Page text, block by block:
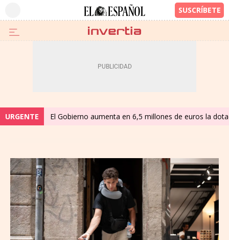
URGENTE El Gobierno aumenta en 6,5 millones de euros la